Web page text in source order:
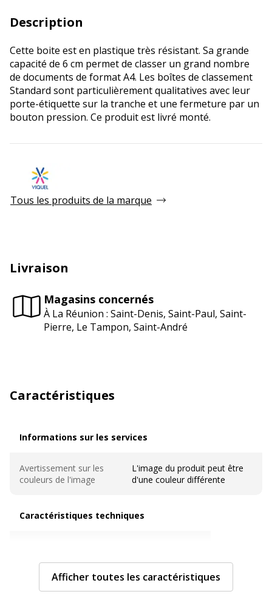
Description
Cette boite est en plastique très résistant. Sa grande
capacité de 6 cm permet de classer un grand nombre
de documents de format A4. Les boîtes de classement
Standard sont particulièrement qualitatives avec leur
porte-étiquette sur la tranche et une fermeture par un
bouton pression. Ce produit est livré monté.
Tous les produits de la marque
Livraison
Magasins concernés
À La Réunion : Saint-Denis, Saint-Paul, Saint-
Pierre, Le Tampon, Saint-André
Caractéristiques
Informations sur les services
Avertissement sur les
couleurs de l'image
L'image du produit peut être
d'une couleur différente
Caractéristiques techniques
Epaisseur du matériau 800 µm
Afficher toutes les caractéristiques